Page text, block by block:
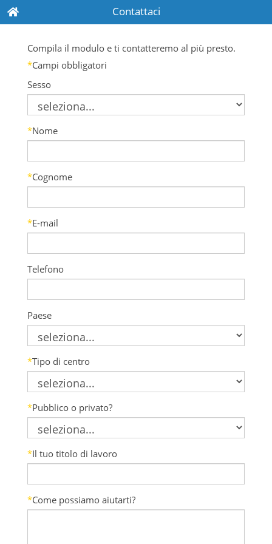
Contattaci
Compila il modulo e ti contatteremo al più presto.
*Campi obbligatori
Sesso
*Nome
*Cognome
*E-mail
Telefono
Paese
*Tipo di centro
*Pubblico o privato?
*Il tuo titolo di lavoro
*Come possiamo aiutarti?